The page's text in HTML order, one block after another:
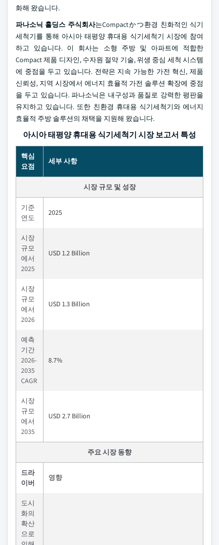
화해 왔습니다.
파나소닉 홀딩스 주식회사는Compactかつ환경 친화적인 식기
세척기를 통해 아시아 태평양 휴대용 식기세척기 시장에 참여
하고 있습니다. 이 회사는 소형 주방 및 아파트에 적합한
Compact 제품 디자인, 수자원 절약 기술, 위생 중심 세척 시스템
에 중점을 두고 있습니다. 전략은 지속 가능한 가전 혁신, 제품
신뢰성, 지역 시장에서 에너지 효율적 가전 솔루션 확장에 중점
을 두고 있습니다. 파나소닉은 내구성과 품질로 강력한 평판을
유지하고 있습니다. 또한 친환경 휴대용 식기세척기와 에너지
효율적 주방 솔루션의 채택을 지원해 왔습니다.
아시아 태평양 휴대용 식기세척기 시장 보고서 특성
핵심
요점
세부 사항
시장 규모 및 성장
기준
연도
2025
시장
규모
에서
2025
USD 1.2 Billion
시장
규모
에서
2026
USD 1.3 Billion
예측
기간
2026-
2035
CAGR
8.7%
시장
규모
에서
2035
USD 2.7 Billion
주요 시장 동향
드라
이버
영향
도시
화의
확산
으로